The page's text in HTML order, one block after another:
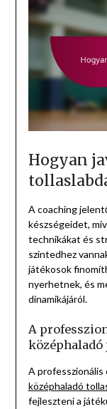
Hogyan
A coaching
készségeidet,
technikákat és
szintedhez
játékosok
nyerhetnek, és
dinamikájáról.
A
középhaladó
A professzionális
középhaladó
fejleszteni a